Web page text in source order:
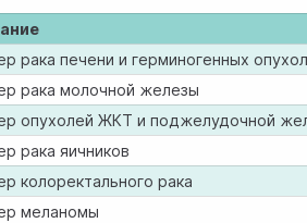
рака печени и герминогенных
рака молочной железы
опухолей ЖКТ и поджелудочной
рака яичников
колоректального рака
меланомы